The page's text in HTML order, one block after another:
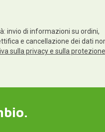
invio di informazioni su ordini,
e cancellazione dei dati
sulla privacy e sulla